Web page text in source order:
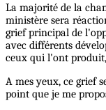
La majorité de la
ministère sera
grief principal de
avec différents
ceux qui l'ont
A mes yeux, ce grief
point que je me